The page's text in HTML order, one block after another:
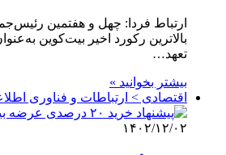
ارتباط فردا: چهل و هفتمین
بالاترین رکورد اخیر بیت‌کوین
تعهد…
بیشتر بخوانید »
اقتصادی > ارتباطات و فناوری
۱۴۰۲/۱۲/۰۲